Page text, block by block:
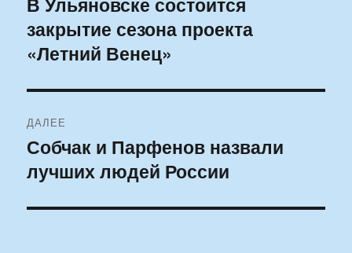
записям
запись:
закрытие сезона проекта
«Летний Венец»
ДАЛЕЕ
Следующая
запись:
Собчак и Парфенов назвали
лучших людей России